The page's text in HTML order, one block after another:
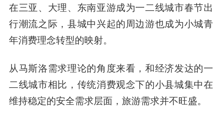
在三亚、大理、东南亚游成为一二线城市春节出
行潮流之际，县城中兴起的周边游也成为小城青
年消费理念转型的映射。
从马斯洛需求理论的角度来看，和经济发达的一
二线城市相比，传统消费观念下的小县城集中在
维持稳定的安全需求层面，旅游需求并不旺盛。